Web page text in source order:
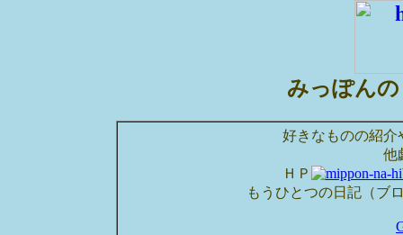
みっぽん
好きなものの紹介
他
ＨＰ
もうひとつの日記（ブ